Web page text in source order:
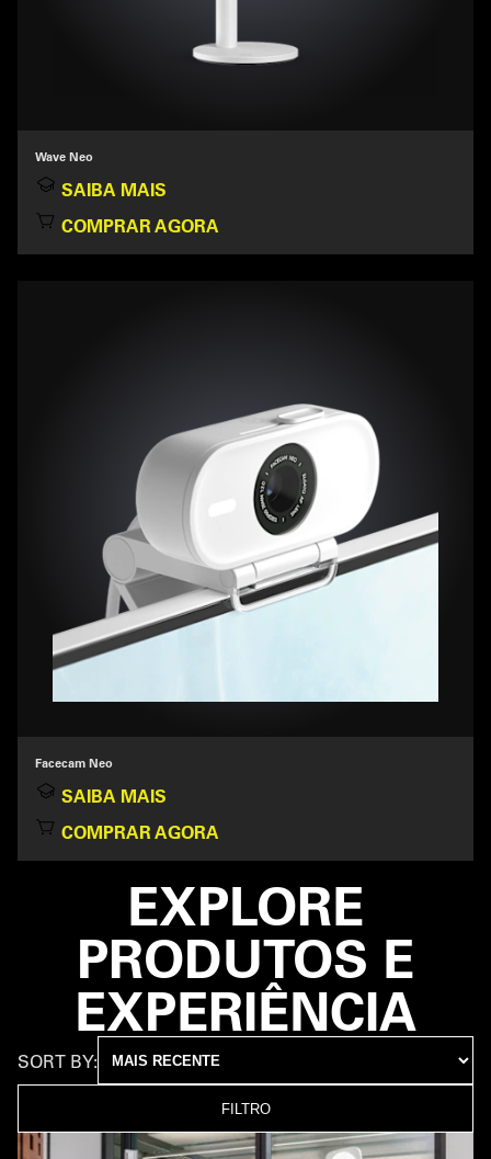
Wave Neo
SAIBA MAIS
COMPRAR AGORA
Facecam Neo
SAIBA MAIS
COMPRAR AGORA
EXPLORE
PRODUTOS E
EXPERIÊNCIA
SORT BY:
FILTRO